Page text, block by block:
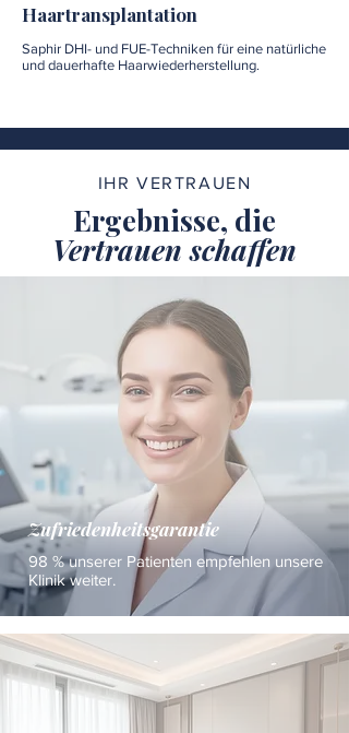
Haartransplantation
Saphir DHI- und FUE-Techniken für eine natürliche
und dauerhafte Haarwiederherstellung.
IHR VERTRAUEN
Ergebnisse, die
Vertrauen schaffen
Zufriedenheitsgarantie
98 % unserer Patienten empfehlen unsere
Klinik weiter.